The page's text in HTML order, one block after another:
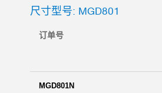
尺寸型号: MGD801
订单号
MGD801N